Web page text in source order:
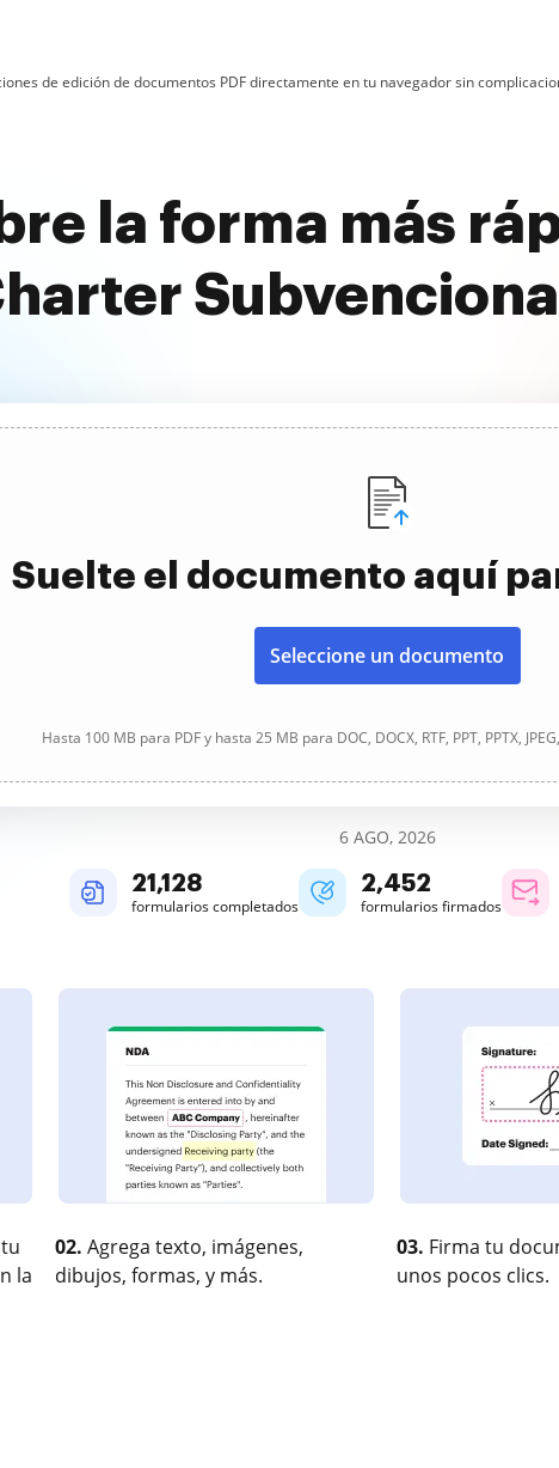
de edición de documentos PDF directamente en tu navegador sin
la forma más
Suelte el documento aquí
Seleccione un documento
Hasta 100 MB para PDF y hasta 25 MB para DOC, DOCX, RTF, PPT, PPTX, JPEG,
6 AGO, 2026
21,128
formularios completados
2,452
formularios firmados
la
02. Agrega texto, imágenes,
dibujos, formas, y más.
03. Firma tu
unos pocos clics.